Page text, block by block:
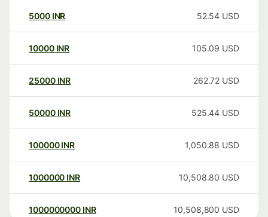
5000 INR 52.54 USD
10000 INR 105.09 USD
25000 INR 262.72 USD
50000 INR 525.44 USD
100000 INR 1,050.88 USD
1000000 INR 10,508.80 USD
1000000000 INR 10,508,800 USD